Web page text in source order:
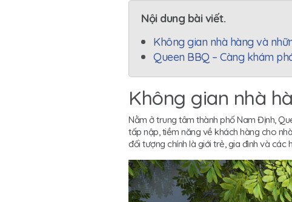
Nội dung bài viết.
Không gian nhà hàng và
Queen BBQ – Càng khám
Không gian nhà
Nằm ở trung tâm thành phố Nam Định,
tấp nập, tiềm năng về khách hàng cho
đối tượng chính là giới trẻ, gia đình và các